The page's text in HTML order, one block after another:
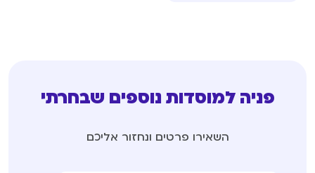
פניה למוסדות נוספים שבחרתי
השאירו פרטים ונחזור אליכם